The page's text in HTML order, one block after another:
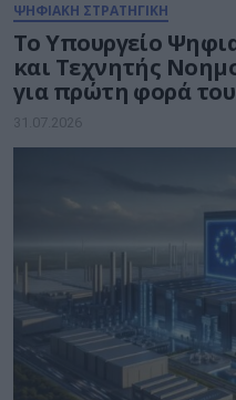
ΨΗΦΙΑΚΗ ΣΤΡΑΤΗΓΙΚΗ
Το Υπουργείο
και Τεχνητής
για πρώτη φορά
νέου Εθνικού
31.07.2026